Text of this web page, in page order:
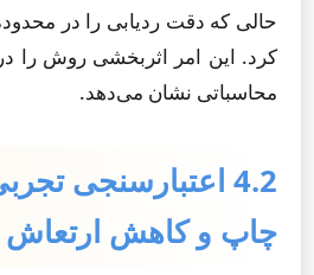
کرد. این امر اثربخشی روش را
محاسباتی نشان می‌دهد.
4.2 اعتبارسنجی
چاپ و کاهش ارتعاش